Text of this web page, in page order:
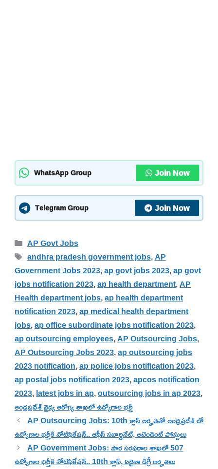
WhatsApp Group Join Now
Telegram Group Join Now
Categories
AP Govt Jobs
Tags
andhra pradesh government jobs,AP
Government Jobs 2023,ap govt jobs 2023,ap govt
jobs notification 2023,ap health department,AP
Health department jobs,ap health department
notification 2023,ap medical health department
jobs,ap office subordinate jobs notification 2023,
ap outsourcing employees,AP Outsourcing Jobs,
AP Outsourcing Jobs 2023,ap outsourcing jobs
2023 notification,ap police jobs notification 2023,
ap postal jobs notification 2023,apcos notification
2023,latest jobs in ap,outsourcing jobs in ap 2023,
ఆంధ్రప్రదేశ్ వైద్య ఆరోగ్య శాఖలో ఉద్యోగాల భర్తీ
AP Outsourcing Jobs: 10th క్లాస్ అర్హతతో ఆంధ్రప్రదేశ్ లో
ఉద్యోగాల భర్తీకి నోటిఫికేషన్.. ఆఫీస్ సబార్డినేట్, అటెండెంట్ పోస్టులు
AP Government Jobs: పౌర సరఫరాల శాఖలో 507
ఉద్యోగాల భర్తీకి నోటిఫికేషన్.. 10th క్లాస్, ఏదైనా డిగ్రీ అర్హతలు